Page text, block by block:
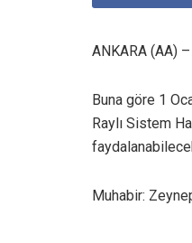
ANKARA (AA) –
Buna göre 1
Raylı Sistem
Muhabir: